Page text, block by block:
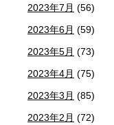
2023年7月 (56)
2023年6月 (59)
2023年5月 (73)
2023年4月 (75)
2023年3月 (85)
2023年2月 (72)